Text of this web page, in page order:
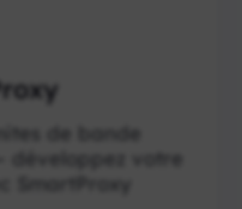
de bande
développez votre
SmartProxy